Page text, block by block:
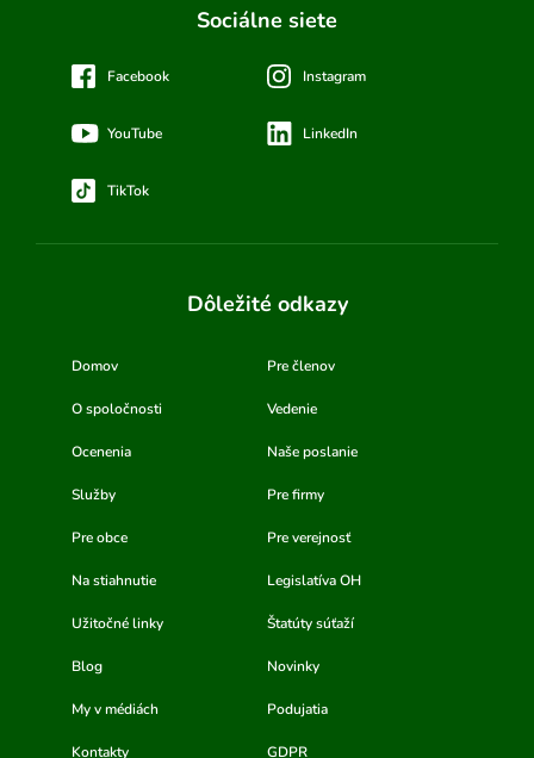
Sociálne siete
Facebook Instagram
YouTube LinkedIn
TikTok
Dôležité odkazy
Domov Pre členov
O spoločnosti Vedenie
Ocenenia Naše poslanie
Služby Pre firmy
Pre obce Pre verejnosť
Na stiahnutie Legislatíva OH
Užitočné linky Štatúty súťaží
Blog Novinky
My v médiách Podujatia
Kontakty GDPR